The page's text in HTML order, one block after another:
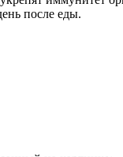
после еды.